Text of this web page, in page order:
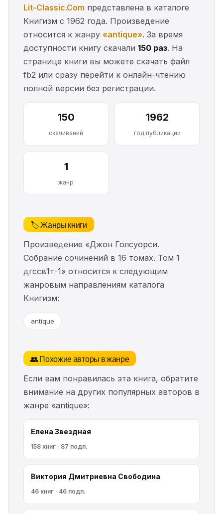
Lit-Classic.Com представлена в каталоге
Книгизм с 1962 года. Произведение
относится к жанру «antique». За время
доступности книгу скачали 150 раз. На
странице книги вы можете скачать файл
fb2 или сразу перейти к онлайн-чтению
полной версии без регистрации.
150
скачиваний
1962
год публикации
1
жанр
🏷️ Жанры книги
Произведение «Джон Голсуорси.
Собрание сочинений в 16 томах. Том 1
дгссв1т-1» относится к следующим
жанровым направлениям каталога
Книгизм:
antique
👥 Похожие авторы в жанре
Если вам понравилась эта книга, обратите
внимание на других популярных авторов в
жанре «antique»:
Елена Звездная
158 книг · 87 подп.
Виктория Дмитриевна Свободина
46 книг · 46 подп.